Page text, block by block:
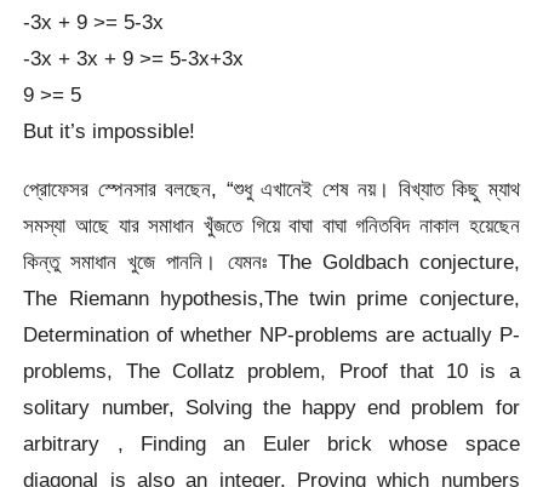
-3x + 9 >= 5-3x
-3x + 3x + 9 >= 5-3x+3x
9 >= 5
But it’s impossible!
প্রোফেসর স্পেনসার বলছেন, “শুধু এখানেই শেষ নয়। বিখ্যাত কিছু ম্যাথ
সমস্যা আছে যার সমাধান খুঁজতে গিয়ে বাঘা বাঘা গনিতবিদ নাকাল হয়েছেন
কিন্তু সমাধান খুজে পাননি। যেমনঃ The Goldbach conjecture,
The Riemann hypothesis,The twin prime conjecture,
Determination of whether NP-problems are actually P-
problems, The Collatz problem, Proof that 10 is a
solitary number, Solving the happy end problem for
arbitrary , Finding an Euler brick whose space
diagonal is also an integer, Proving which numbers